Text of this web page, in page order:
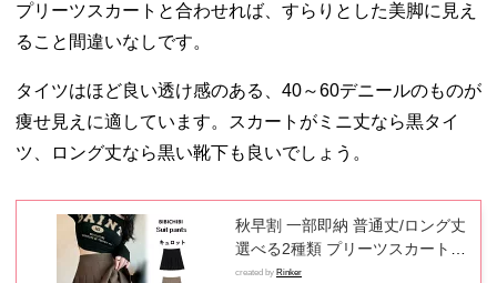
プリーツスカートと合わせれば、すらりとした美脚に見え
ること間違いなしです。
タイツはほど良い透け感のある、40～60デニールのものが
痩せ見えに適しています。スカートがミニ丈なら黒タイ
ツ、ロング丈なら黒い靴下も良いでしょう。
秋早割 一部即納 普通丈/ロング丈
選べる2種類 プリーツスカート
レディース キュロット ショート
created by Rinker